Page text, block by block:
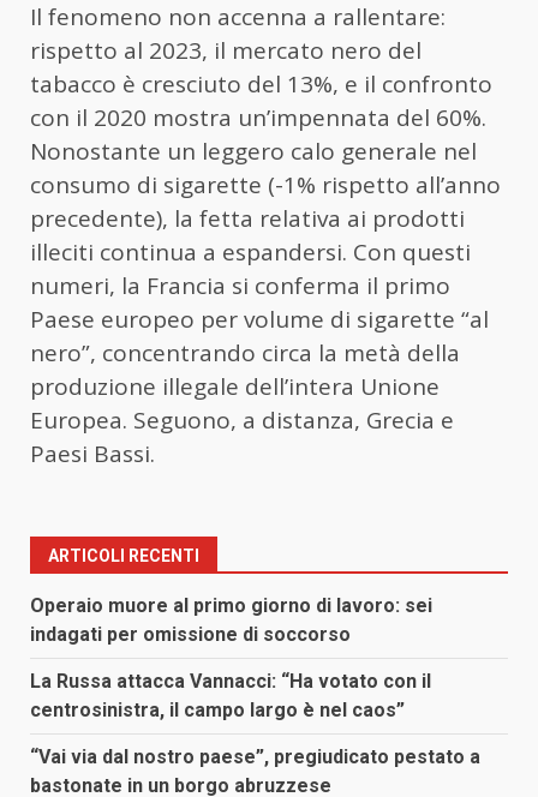
Il fenomeno non accenna a rallentare:
rispetto al 2023, il mercato nero del
tabacco è cresciuto del 13%, e il confronto
con il 2020 mostra un’impennata del 60%.
Nonostante un leggero calo generale nel
consumo di sigarette (-1% rispetto all’anno
precedente), la fetta relativa ai prodotti
illeciti continua a espandersi. Con questi
numeri, la Francia si conferma il primo
Paese europeo per volume di sigarette “al
nero”, concentrando circa la metà della
produzione illegale dell’intera Unione
Europea. Seguono, a distanza, Grecia e
Paesi Bassi.
ARTICOLI RECENTI
Operaio muore al primo giorno di lavoro: sei
indagati per omissione di soccorso
La Russa attacca Vannacci: “Ha votato con il
centrosinistra, il campo largo è nel caos”
“Vai via dal nostro paese”, pregiudicato pestato a
bastonate in un borgo abruzzese